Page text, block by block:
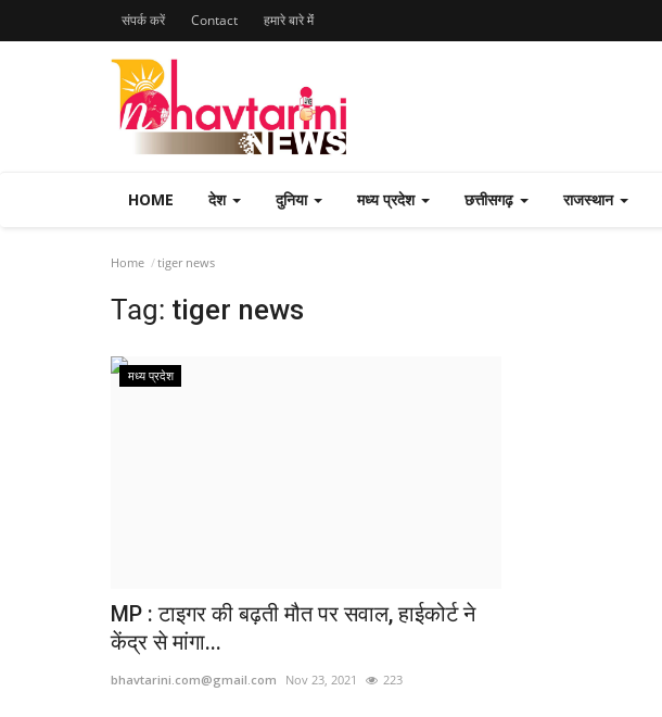
संपर्क करें Contact हमारे बारे मेंं
HOME देश दुनिया मध्य प्रदेश छत्तीसगढ़ राजस्थान
Home tiger news
Tag: tiger news
मध्य प्रदेश
MP : टाइगर की बढ़ती मौत पर सवाल, हाईकोर्ट ने
केंद्र से मांगा...
bhavtarini.com@gmail.com Nov 23, 2021 223